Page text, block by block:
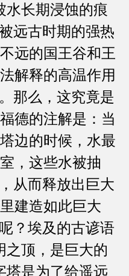
水长期浸蚀的痕
远古时期的强热
远的国王谷和王
解释的高温作用
那么，这究竟是
德的注解是：当
边的时候，水最
，这些水被抽
从而释放出巨大
建造如此巨大
？埃及的古谚语
之顶，是巨大的
塔是为了给遥远